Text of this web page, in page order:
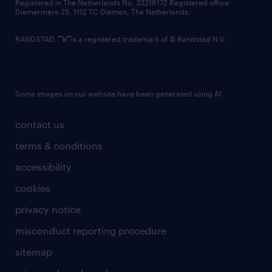
contact us
terms & conditions
accessibility
cookies
privacy notice
misconduct reporting procedure
sitemap
Registered in The Netherlands No: 33216172 Registered office:
Diemermere 25, 1112 TC Diemen, The Netherlands.
RANDSTAD, is a registered trademark of © Randstad N.V.
Some images on our website have been generated using AI.